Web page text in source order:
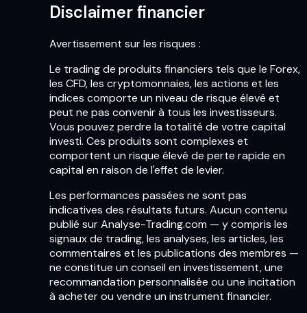
Disclaimer financier
Avertissement sur les risques :
Le trading de produits financiers tels que le Forex,
les CFD, les cryptomonnaies, les actions et les
indices comporte un niveau de risque élevé et
peut ne pas convenir à tous les investisseurs.
Vous pouvez perdre la totalité de votre capital
investi. Ces produits sont complexes et
comportent un risque élevé de perte rapide en
capital en raison de l'effet de levier.
Les performances passées ne sont pas
indicatives des résultats futurs. Aucun contenu
publié sur Analyse-Trading.com — y compris les
signaux de trading, les analyses, les articles, les
commentaires et les publications des membres —
ne constitue un conseil en investissement, une
recommandation personnalisée ou une incitation
à acheter ou vendre un instrument financier.